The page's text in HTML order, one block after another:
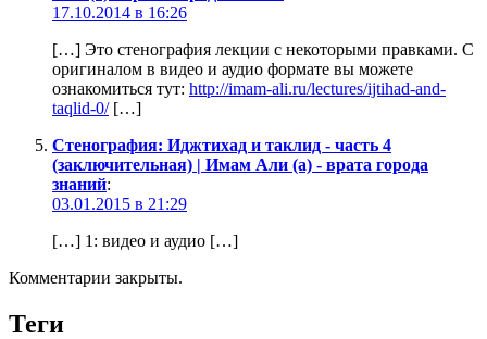
17.10.2014 в 16:26
[…] Это стенография лекции с некоторыми правками. С
оригиналом в видео и аудио формате вы можете
ознакомиться тут: http://imam-ali.ru/lectures/ijtihad-and-
taqlid-0/[…]
Стенография: Иджтихад и таклид - часть 4
(заключительная) | Имам Али (а) - врата города
знаний:
03.01.2015 в 21:29
[…] 1: видео и аудио […]
Комментарии закрыты.
Теги